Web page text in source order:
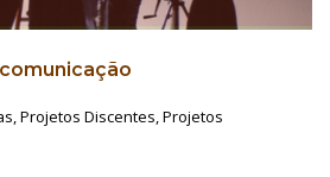
,Projetos Discentes,Projetos